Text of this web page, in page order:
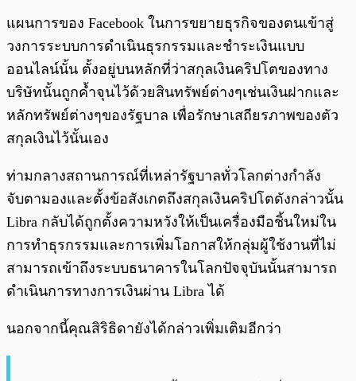
แผนการของ Facebook ในการขยายธุรกิจของตนเข้าสู่
วงการระบบการดำเนินธุรกรรมและชำระเงินแบบ
ออนไลน์นั้น ตั้งอยู่บนหลักที่ว่าสกุลเงินคริปโตของทาง
บริษัทนั้นถูกค้ำจุนไว้ด้วยสินทรัพย์ต่างๆเช่นเงินฝากและ
หลักทรัพย์ต่างๆของรัฐบาล เพื่อรักษาเสถียรภาพของตัว
สกุลเงินไว้นั้นเอง
ท่ามกลางสถานการณ์ที่เหล่ารัฐบาลทั่วโลกต่างกำลัง
จับตามองและตั้งข้อสังเกตถึงสกุลเงินคริปโตดังกล่าวนั้น
Libra กลับได้ถูกตั้งความหวังให้เป็นเครื่องมือชิ้นใหม่ใน
การทำธุรกรรมและการเพิ่มโอกาสให้กลุ่มผู้ใช้งานที่ไม่
สามารถเข้าถึงระบบธนาคารในโลกปัจจุบันนั้นสามารถ
ดำเนินการทางการเงินผ่าน Libra ได้
นอกจากนี้คุณสิริธิดายังได้กล่าวเพิ่มเติมอีกว่า